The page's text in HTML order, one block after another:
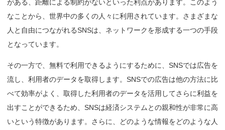
がある、距離による制約がないといった利点があります。このよう
なことから、世界中の多くの人々に利用されています。さまざまな
人と自由につながれるSNSは、ネットワークを形成する一つの手段
となっています。
その一方で、無料で利用できるようにするために、SNSでは広告を
流し、利用者のデータを取得します。SNSでの広告は他の方法に比
べて効率がよく、取得した利用者のデータを活用してさらに利益を
出すことができるため、SNSは経済システムとの親和性が非常に高
いという特徴があります。さらに、どのような情報をどのような人